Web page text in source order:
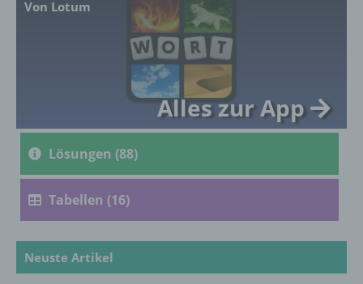
Von Lotum
Alles zur App
Lösungen (88)
Tabellen (16)
Neuste Artikel
genetischen, psychischen, wirtschaftlichen,
kulturellen oder sozialen Identität dieser
natürlichen Person sind, identifiziert werden
b) betroffene Person
Betroffene Person ist jede identifizierte oder
identifizierbare natürliche Person, deren
Verarbeitung Verantwortlichen verarbeitet
werden.
c) Verarbeitung